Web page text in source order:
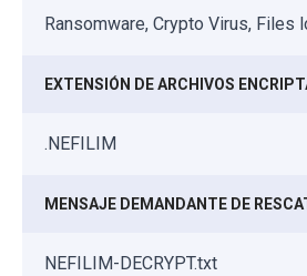
Ransomware, Crypto Virus, Files
EXTENSIÓN DE ARCHIVOS
.NEFILIM
MENSAJE DEMANDANTE DE
NEFILIM-DECRYPT.txt